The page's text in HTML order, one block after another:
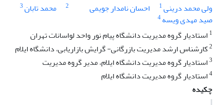
ولی محمد درینی1 احسان نامدار جویمی 2 محمد تابان3
صید مهدی ویسه4
1 استادیار گروه مدیریت دانشگاه پیام نور واحد لواسانات تهران
2کارشناس ارشد مدیریت بازرگانی- گرایش بازاریابی، دانشگاه ایلام
3استادیار گروه مدیریت دانشگاه ایلام، مدیر گروه مدیریت
4استادیار گروه مدیریت دانشگاه ایلام
چکیده